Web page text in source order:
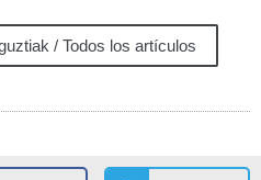
/ Todos los artículos